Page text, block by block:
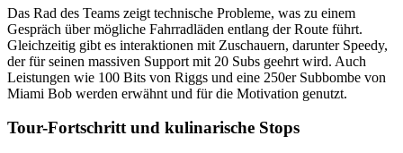
Das Rad des Teams zeigt technische Probleme, was zu einem
Gespräch über mögliche Fahrradläden entlang der Route führt.
Gleichzeitig gibt es interaktionen mit Zuschauern, darunter Speedy,
der für seinen massiven Support mit 20 Subs geehrt wird. Auch
Leistungen wie 100 Bits von Riggs und eine 250er Subbombe von
Miami Bob werden erwähnt und für die Motivation genutzt.
Tour-Fortschritt und kulinarische Stops